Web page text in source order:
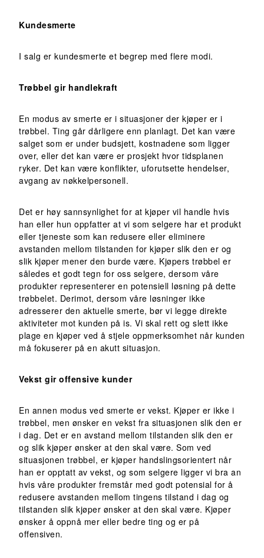
Kundesmerte
I salg er kundesmerte et begrep med flere modi.
Trøbbel gir handlekraft
En modus av smerte er i situasjoner der kjøper er i
trøbbel. Ting går dårligere enn planlagt. Det kan være
salget som er under budsjett, kostnadene som ligger
over, eller det kan være er prosjekt hvor tidsplanen
ryker. Det kan være konflikter, uforutsette hendelser,
avgang av nøkkelpersonell.
Det er høy sannsynlighet for at kjøper vil handle hvis
han eller hun oppfatter at vi som selgere har et produkt
eller tjeneste som kan redusere eller eliminere
avstanden mellom tilstanden for kjøper slik den er og
slik kjøper mener den burde være. Kjøpers trøbbel er
således et godt tegn for oss selgere, dersom våre
produkter representerer en potensiell løsning på dette
trøbbelet. Derimot, dersom våre løsninger ikke
adresserer den aktuelle smerte, bør vi legge direkte
aktiviteter mot kunden på is. Vi skal rett og slett ikke
plage en kjøper ved å stjele oppmerksomhet når kunden
må fokuserer på en akutt situasjon.
Vekst gir offensive kunder
En annen modus ved smerte er vekst. Kjøper er ikke i
trøbbel, men ønsker en vekst fra situasjonen slik den er
i dag. Det er en avstand mellom tilstanden slik den er
og slik kjøper ønsker at den skal være. Som ved
situasjonen trøbbel, er kjøper handslingsorientert når
han er opptatt av vekst, og som selgere ligger vi bra an
hvis våre produkter fremstår med godt potensial for å
redusere avstanden mellom tingens tilstand i dag og
tilstanden slik kjøper ønsker at den skal være. Kjøper
ønsker å oppnå mer eller bedre ting og er på
offensiven.